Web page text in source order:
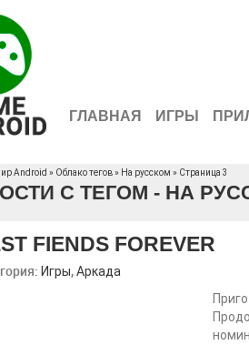
ГЛАВНАЯ ИГРЫ
Android » Облако тегов» На русском » Страница 3
С ТЕГОМ - НА
FIENDS FOREVER
Игры,Аркада